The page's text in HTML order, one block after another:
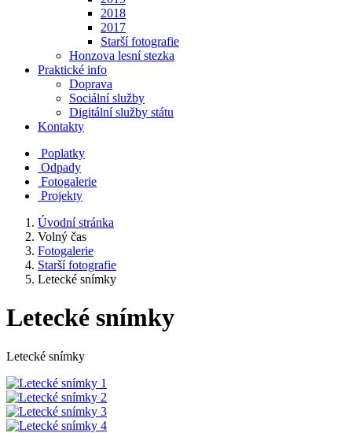
2018
2017
Starší fotografie
Honzova lesní stezka
Praktické info
Doprava
Sociální služby
Digitální služby státu
Kontakty
Poplatky
Odpady
Fotogalerie
Projekty
Úvodní stránka
Volný čas
Fotogalerie
Starší fotografie
Letecké snímky
Letecké snímky
Letecké snímky